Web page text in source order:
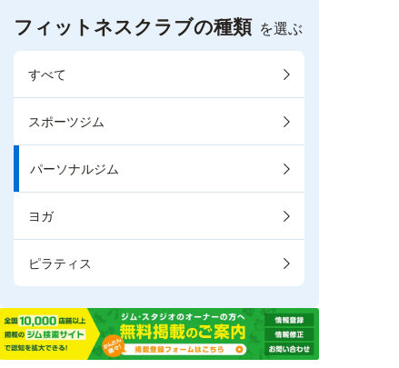
フィットネスクラブの種類 を選ぶ
すべて
スポーツジム
パーソナルジム
ヨガ
ピラティス